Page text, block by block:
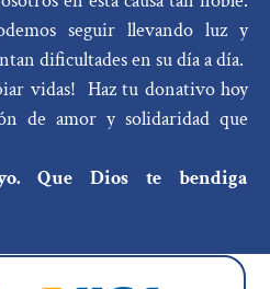
seguir llevando luz y
dificultades en su día a día.
vidas! Haz tu donativo hoy
de amor y solidaridad que
Que Dios te bendiga